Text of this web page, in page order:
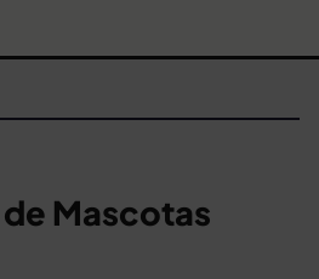
Mascotas